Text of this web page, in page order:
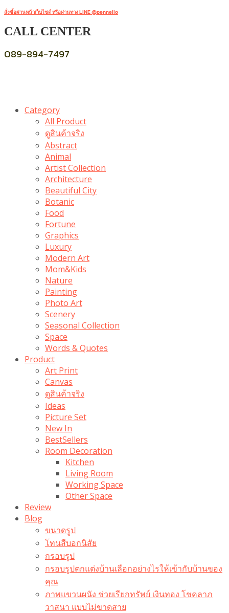
สั่งซื้อผ่านหน้าเว็บไซต์ หรือผ่านทาง LINE @pennello
CALL CENTER
089-894-7497
Category
All Product
ดูสินค้าจริง
Abstract
Animal
Artist Collection
Architecture
Beautiful City
Botanic
Food
Fortune
Graphics
Luxury
Modern Art
Mom&Kids
Nature
Painting
Photo Art
Scenery
Seasonal Collection
Space
Words & Quotes
Product
Art Print
Canvas
ดูสินค้าจริง
Ideas
Picture Set
New In
BestSellers
Room Decoration
Kitchen
Living Room
Working Space
Other Space
Review
Blog
ขนาดรูป
โทนสีบอกนิสัย
กรอบรูป
กรอบรูปตกแต่งบ้านเลือกอย่างไรให้เข้ากับบ้านของ
คุณ
ภาพแขวนผนัง ช่วยเรียกทรัพย์ เงินทอง โชคลาภ
วาสนา แบบไม่ขาดสาย